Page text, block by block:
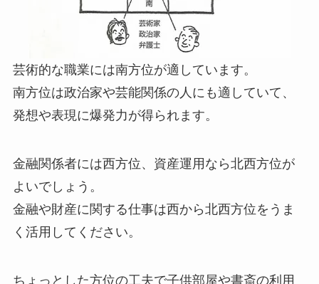
芸術的な職業には南方位が適しています。
南方位は政治家や芸能関係の人にも適していて、
発想や表現に爆発力が得られます。
金融関係者には西方位、資産運用なら北西方位が
よいでしょう。
金融や財産に関する仕事は西から北西方位をうま
く活用してください。
ちょっとした方位の工夫で子供部屋や書斎の利用